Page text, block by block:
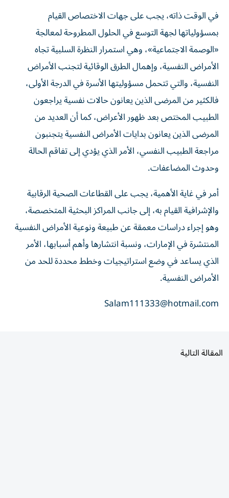
في الوقت ذاته، يجب على جهات الاختصاص القيام
بمسؤولياتها لجهة التوسع في الحلول المطروحة لمعالجة
«الوصمة الاجتماعية»، وهي استمرار النظرة السلبية تجاه
الأمراض النفسية، وإهمال الطرق الوقائية لتجنب الأمراض
النفسية، والتي تتحمل مسؤوليتها الأسرة في الدرجة الأولى،
فالكثير من المرضى الذين يعانون حالات نفسية يراجعون
الطبيب المختص بعد ظهور الأعراض، كما أن العديد من
المرضى الذين يعانون بدايات الأمراض النفسية يتجنبون
مراجعة الطبيب النفسي، الأمر الذي يؤدي إلى تفاقم الحالة
وحدوث المضاعفات.
أمر في غاية الأهمية، يجب على القطاعات الصحية الرقابية
والإشرافية القيام به، إلى جانب المراكز البحثية المتخصصة،
وهو إجراء دراسات معمقة عن طبيعة ونوعية الأمراض النفسية
المنتشرة في الإمارات، ونسبة انتشارها وأهم أسبابها، الأمر
الذي يساعد في وضع استراتيجيات وخطط محددة للحد من
الأمراض النفسية.
Salam111333@hotmail.com
المقالة التالية